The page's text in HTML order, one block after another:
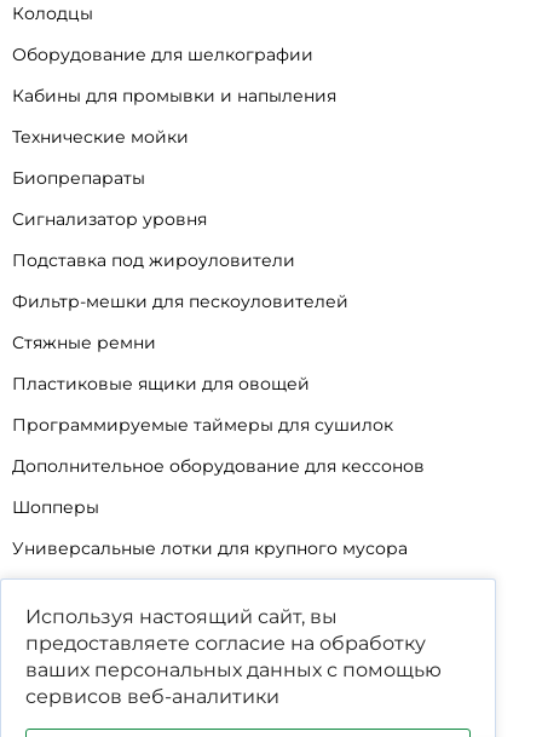
Колодцы
Оборудование для шелкографии
Кабины для промывки и напыления
Технические мойки
Биопрепараты
Сигнализатор уровня
Подставка под жироуловители
Фильтр-мешки для пескоуловителей
Стяжные ремни
Пластиковые ящики для овощей
Программируемые таймеры для сушилок
Дополнительное оборудование для кессонов
Шопперы
Универсальные лотки для крупного мусора
Уцененные товары
Используя настоящий сайт, вы
предоставляете согласие на обработку
ваших персональных данных с помощью
сервисов веб-аналитики